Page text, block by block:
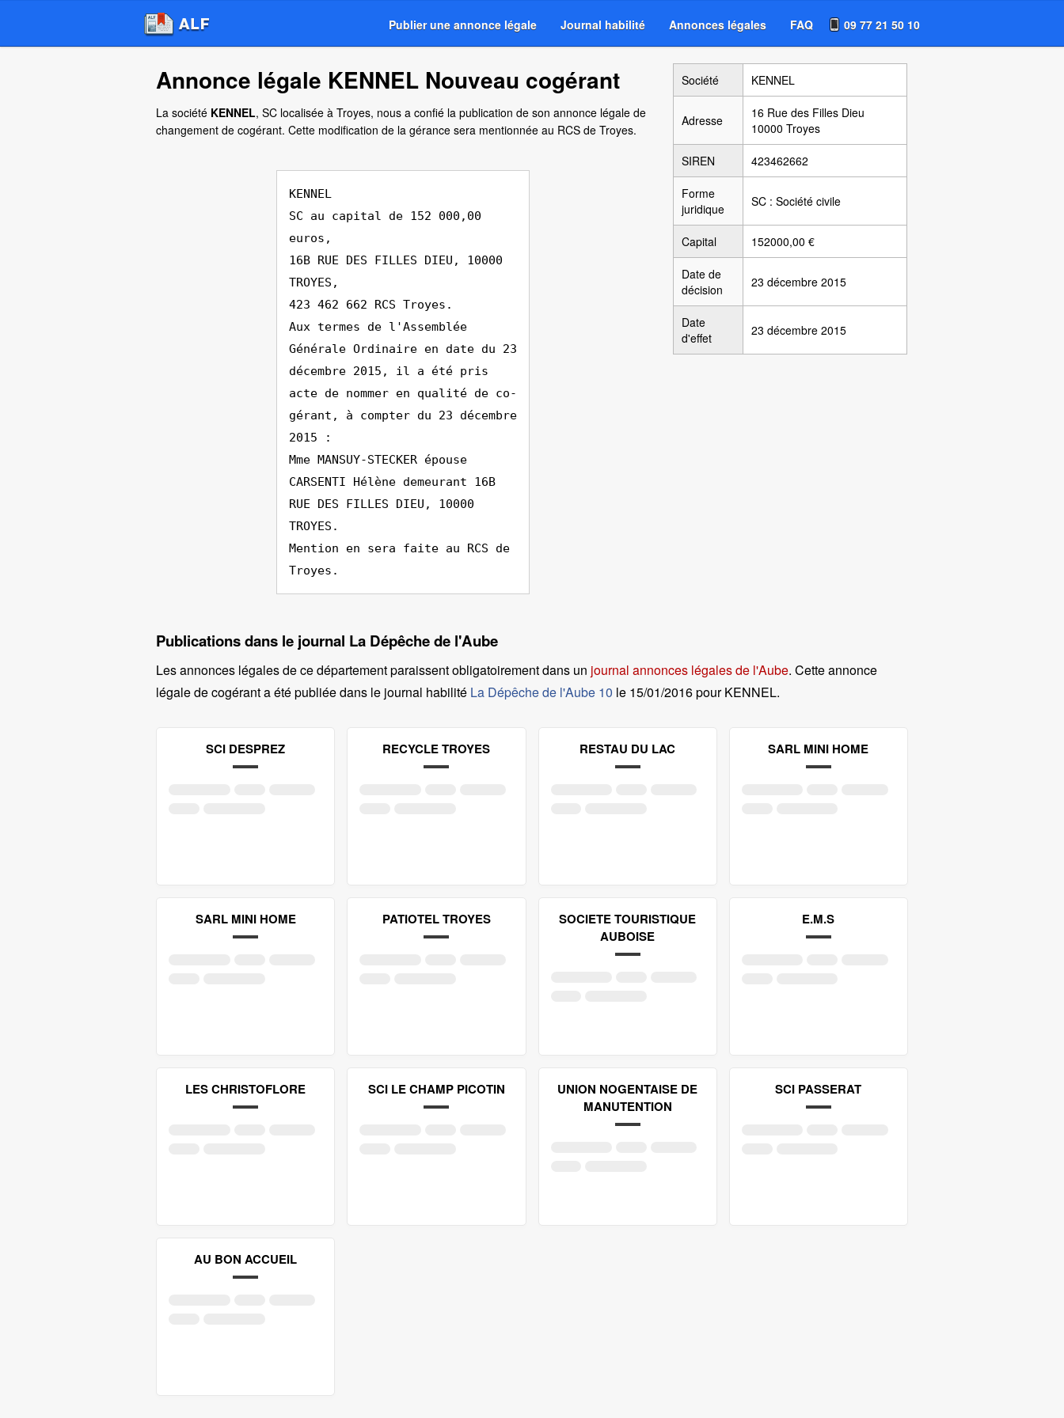
Publier une annonce légale Journal habilité Annonces légales FAQ 09 77 21 50 10
Annonce légale KENNEL Nouveau cogérant
La société KENNEL, SC localisée à Troyes, nous a confié la publication de son annonce légale de
changement de cogérant. Cette modification de la gérance sera mentionnée au RCS de Troyes.
KENNEL
SC au capital de 152 000,00
euros,
16B RUE DES FILLES DIEU, 10000
TROYES,
423 462 662 RCS Troyes.
Aux termes de l'Assemblée
Générale Ordinaire en date du 23
décembre 2015, il a été pris
acte de nommer en qualité de co-
gérant, à compter du 23 décembre
2015 :
Mme MANSUY-STECKER épouse
CARSENTI Hélène demeurant 16B
RUE DES FILLES DIEU, 10000
TROYES.
Mention en sera faite au RCS de
Troyes.
Société KENNEL
Adresse
16 Rue des Filles Dieu
10000 Troyes
SIREN 423462662
Forme
juridique
SC : Société civile
Capital 152000,00 €
Date de
décision
23 décembre 2015
Date
d'effet
23 décembre 2015
Publications dans le journal La Dépêche de l'Aube
Les annonces légales de ce département paraissent obligatoirement dans un journal annonces légales de l'Aube. Cette annonce
légale de cogérant a été publiée dans le journal habilité La Dépêche de l'Aube 10 le 15/01/2016 pour KENNEL.
SCI DESPREZ RECYCLE TROYES RESTAU DU LAC SARL MINI HOME
SARL MINI HOME PATIOTEL TROYES
SOCIETE TOURISTIQUE
AUBOISE
E.M.S
LES CHRISTOFLORE SCI LE CHAMP PICOTIN
UNION NOGENTAISE DE
MANUTENTION
SCI PASSERAT
AU BON ACCUEIL